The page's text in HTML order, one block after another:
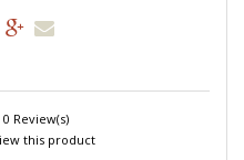
0 Review(s)
this product